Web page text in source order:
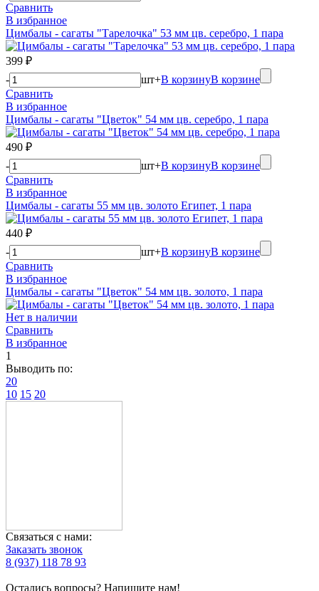
Сравнить
В избранное
Цимбалы - сагаты "Тарелочка" 53 мм цв. серебро, 1 пара
399 ₽
-
шт+В корзинуВ корзине
Сравнить
В избранное
Цимбалы - сагаты "Цветок" 54 мм цв. серебро, 1 пара
490 ₽
-
шт+В корзинуВ корзине
Сравнить
В избранное
Цимбалы - сагаты 55 мм цв. золото Египет, 1 пара
440 ₽
-
шт+В корзинуВ корзине
Сравнить
В избранное
Цимбалы - сагаты "Цветок" 54 мм цв. золото, 1 пара
Нет в наличии
Сравнить
В избранное
1
Выводить по:
20
10 15 20
Связаться с нами:
Заказать звонок
8 (937) 118 78 93
Остались вопросы? Напишите нам!